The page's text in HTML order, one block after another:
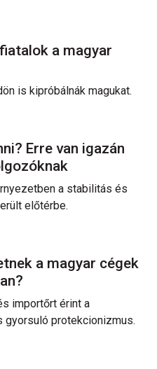
a magyar
is kipróbálnák magukat.
Erre van igazán
a stabilitás és
előtérbe.
a magyar cégek
importőrt érint a
gyorsuló protekcionizmus.